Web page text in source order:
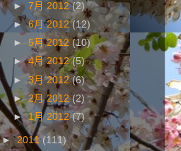
► 7月 2012(2)
►6月 2012(12)
► 5月 2012 (10)
►4月 2012(5)
►3月 2012(6)
►2月 2012(2)
►1月 2012(7)
►2011(111)